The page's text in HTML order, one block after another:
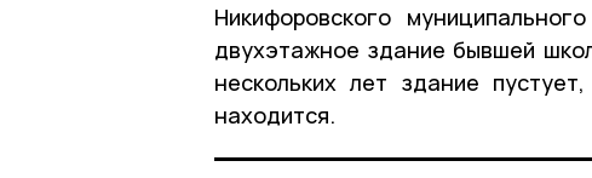
Никифоровского
двухэтажное здание бывшей
нескольких лет здание
находится.